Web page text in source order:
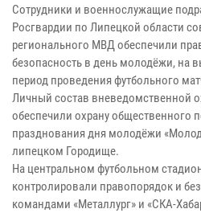
Сотрудники и военнослужащие
Росгвардии по Липецкой области
регионального МВД обеспечили
безопасность в день молодёжи, на
период проведения футбольного
Личный состав вневедомственной
обеспечили охрану общественного
празднования дня молодёжи
липецком Городище.
На центральном футбольном
контролировали правопорядок и
командами «Металлург» и «СКА-